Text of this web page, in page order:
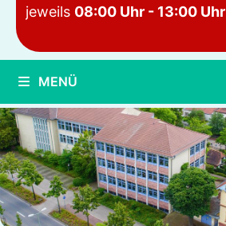
jeweils 08:00 Uhr - 13:00 Uhr
MENÜ